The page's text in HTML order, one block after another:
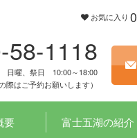
お気に入り 0
58-1118
日曜、祭日 10:00～18:00
はご予約お願いします）
要 富士五湖の紹介